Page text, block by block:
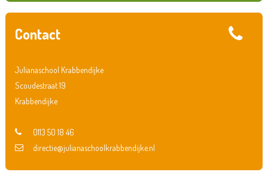
Contact
Julianaschool Krabbendijke
Scoudestraat 19
Krabbendijke
0113 50 18 46
directie@julianaschoolkrabbendijke.nl